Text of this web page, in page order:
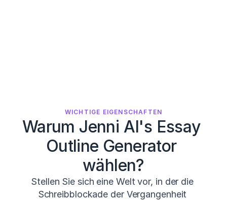
WICHTIGE EIGENSCHAFTEN
Warum Jenni AI's Essay
Outline Generator
wählen?
Stellen Sie sich eine Welt vor, in der die
Schreibblockade der Vergangenheit